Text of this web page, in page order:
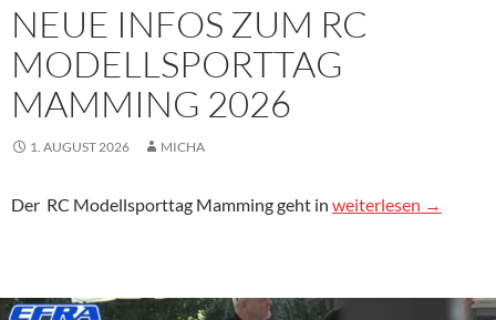
NEUE INFOS ZUM RC
MODELLSPORTTAG
MAMMING 2026
1. AUGUST 2026 MICHA
Der RC Modellsporttag Mamming geht in Neue Infos zum RC
weiterlesen →